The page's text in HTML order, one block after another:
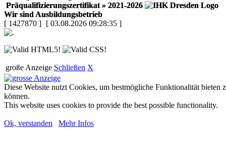
Präqualifizierungszertifikat » 2021-2026
Wir sind Ausbildungsbetrieb
[ 1427870 ] [ 03.08.2026 09:28:35 ]
große Anzeige Schließen X
Diese Website nutzt Cookies, um bestmögliche Funktionalität bieten
können.
This website uses cookies to provide the best possible functionality.
Ok, verstanden Mehr Infos